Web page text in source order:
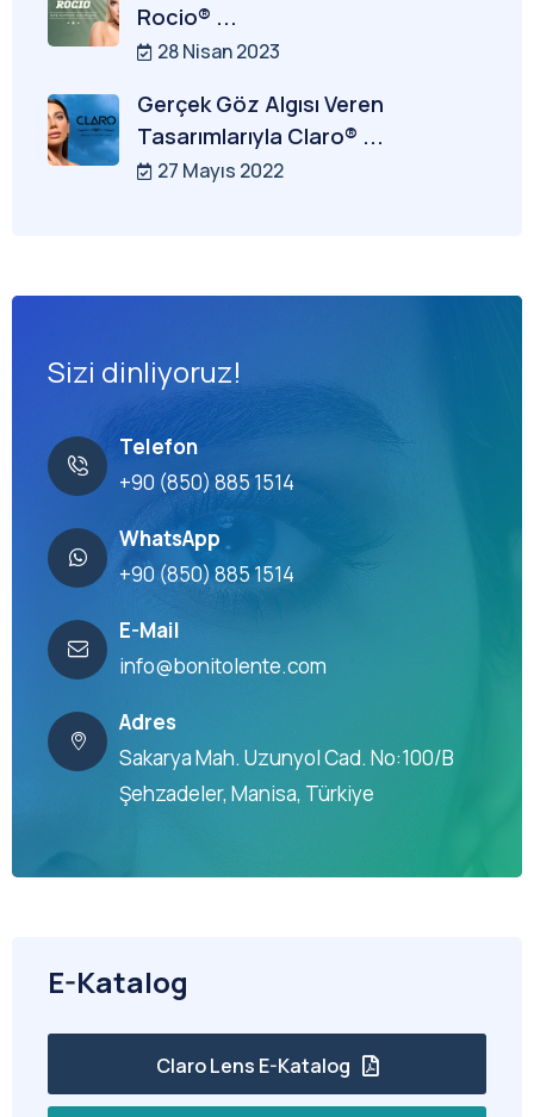
Rocio® ...
28 Nisan 2023
Gerçek Göz Algısı Veren
Tasarımlarıyla Claro® ...
27 Mayıs 2022
Sizi dinliyoruz!
Telefon
+90 (850) 885 1514
WhatsApp
+90 (850) 885 1514
E-Mail
info@bonitolente.com
Adres
Sakarya Mah. Uzunyol Cad. No:100/B
Şehzadeler, Manisa, Türkiye
E-Katalog
Claro Lens E-Katalog